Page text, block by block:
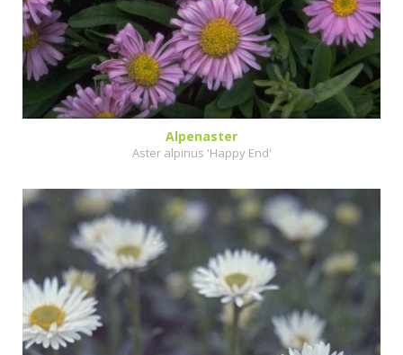
Alpenaster
Aster alpinus 'Happy End'